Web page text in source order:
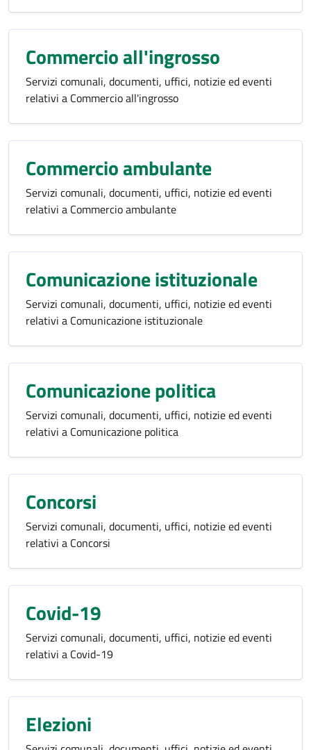
Commercio all'ingrosso
Servizi comunali, documenti, uffici, notizie ed eventi
relativi a Commercio all'ingrosso
Commercio ambulante
Servizi comunali, documenti, uffici, notizie ed eventi
relativi a Commercio ambulante
Comunicazione istituzionale
Servizi comunali, documenti, uffici, notizie ed eventi
relativi a Comunicazione istituzionale
Comunicazione politica
Servizi comunali, documenti, uffici, notizie ed eventi
relativi a Comunicazione politica
Concorsi
Servizi comunali, documenti, uffici, notizie ed eventi
relativi a Concorsi
Covid-19
Servizi comunali, documenti, uffici, notizie ed eventi
relativi a Covid-19
Elezioni